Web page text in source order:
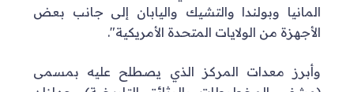
المانيا وبولندا والتشيك واليابان إلى جانب بعض
الأجهزة من الولايات المتحدة الأمريكية".
وأبرز معدات المركز الذي يصطلح عليه بمسمى